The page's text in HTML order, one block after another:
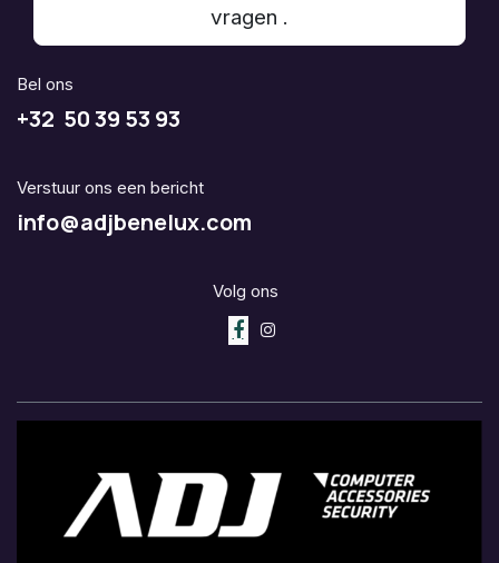
vragen .
Bel ons
+32 50 39 53 93
Verstuur ons een bericht
info@adjbenelux.com
Volg ons